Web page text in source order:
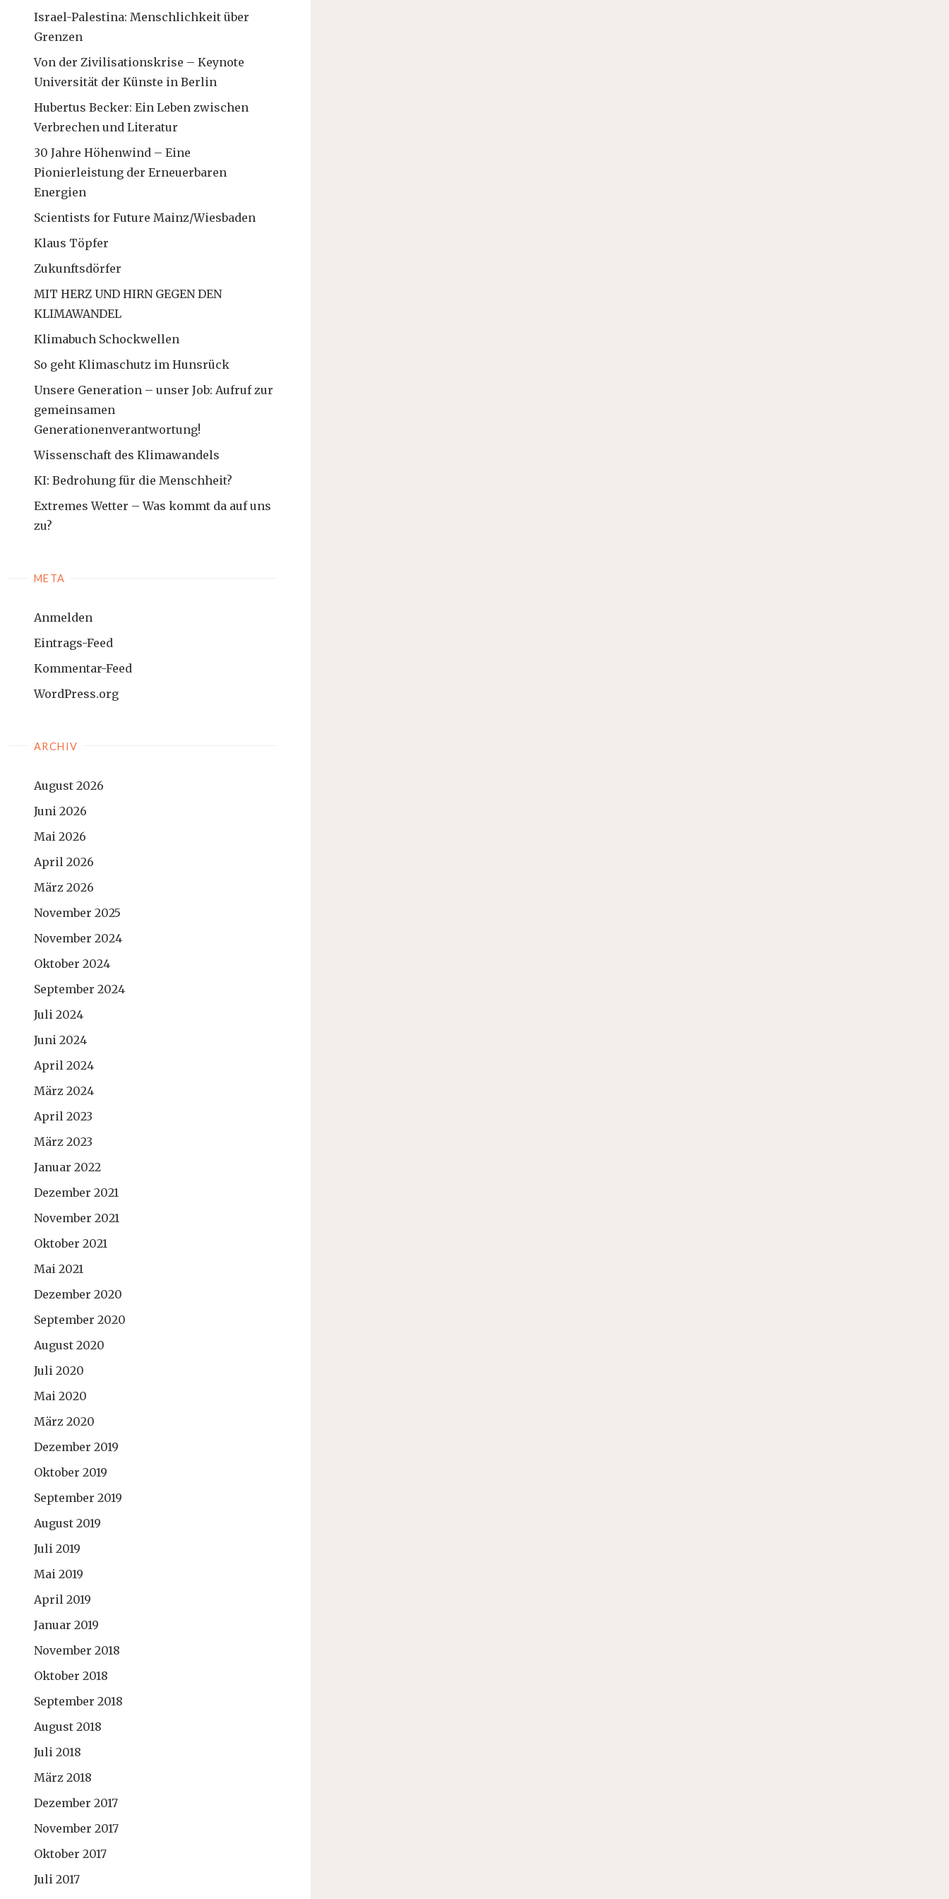
Israel-Palestina: Menschlichkeit über
Grenzen
Von der Zivilisationskrise – Keynote
Universität der Künste in Berlin
Hubertus Becker: Ein Leben zwischen
Verbrechen und Literatur
30 Jahre Höhenwind – Eine
Pionierleistung der Erneuerbaren
Energien
Scientists for Future Mainz/Wiesbaden
Klaus Töpfer
Zukunftsdörfer
MIT HERZ UND HIRN GEGEN DEN
KLIMAWANDEL
Klimabuch Schockwellen
So geht Klimaschutz im Hunsrück
Unsere Generation – unser Job: Aufruf zur
gemeinsamen
Generationenverantwortung!
Wissenschaft des Klimawandels
KI: Bedrohung für die Menschheit?
Extremes Wetter – Was kommt da auf uns
zu?
META
Anmelden
Eintrags-Feed
Kommentar-Feed
WordPress.org
ARCHIV
August 2026
Juni 2026
Mai 2026
April 2026
März 2026
November 2025
November 2024
Oktober 2024
September 2024
Juli 2024
Juni 2024
April 2024
März 2024
April 2023
März 2023
Januar 2022
Dezember 2021
November 2021
Oktober 2021
Mai 2021
Dezember 2020
September 2020
August 2020
Juli 2020
Mai 2020
März 2020
Dezember 2019
Oktober 2019
September 2019
August 2019
Juli 2019
Mai 2019
April 2019
Januar 2019
November 2018
Oktober 2018
September 2018
August 2018
Juli 2018
März 2018
Dezember 2017
November 2017
Oktober 2017
Juli 2017